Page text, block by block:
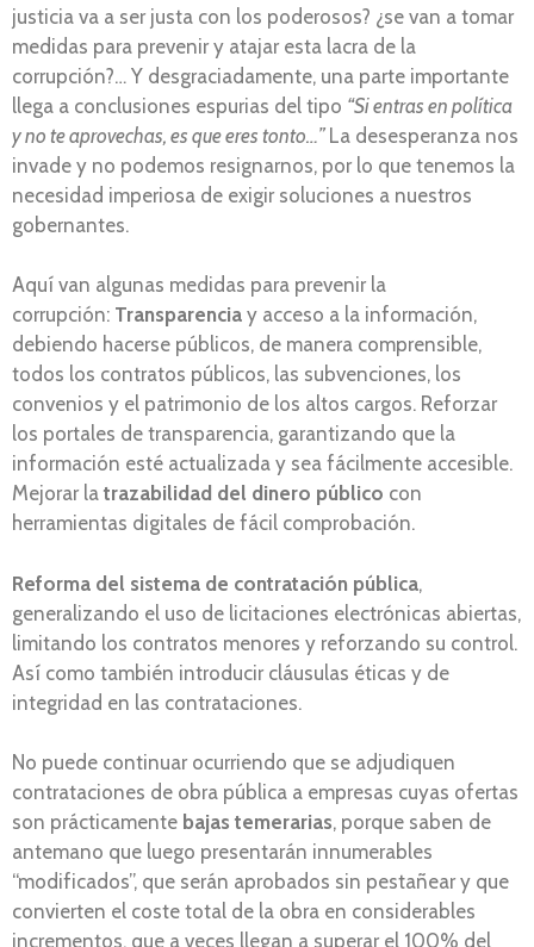
justicia va a ser justa con los poderosos? ¿se van a tomar
medidas para prevenir y atajar esta lacra de la
corrupción?… Y desgraciadamente, una parte importante
llega a conclusiones espurias del tipo “Si entras en política
y no te aprovechas, es que eres tonto…” La desesperanza nos
invade y no podemos resignarnos, por lo que tenemos la
necesidad imperiosa de exigir soluciones a nuestros
gobernantes.
Aquí van algunas medidas para prevenir la
corrupción: Transparencia y acceso a la información,
debiendo hacerse públicos, de manera comprensible,
todos los contratos públicos, las subvenciones, los
convenios y el patrimonio de los altos cargos. Reforzar
los portales de transparencia, garantizando que la
información esté actualizada y sea fácilmente accesible.
Mejorar la trazabilidad del dinero público con
herramientas digitales de fácil comprobación.
Reforma del sistema de contratación pública,
generalizando el uso de licitaciones electrónicas abiertas,
limitando los contratos menores y reforzando su control.
Así como también introducir cláusulas éticas y de
integridad en las contrataciones.
No puede continuar ocurriendo que se adjudiquen
contrataciones de obra pública a empresas cuyas ofertas
son prácticamente bajas temerarias, porque saben de
antemano que luego presentarán innumerables
“modificados”, que serán aprobados sin pestañear y que
convierten el coste total de la obra en considerables
incrementos, que a veces llegan a superar el 100% del